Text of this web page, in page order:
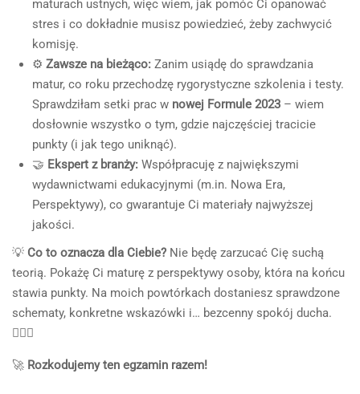
maturach ustnych, więc wiem, jak pomóc Ci opanować
stres i co dokładnie musisz powiedzieć, żeby zachwycić
komisję.
⚙️ Zawsze na bieżąco: Zanim usiądę do sprawdzania
matur, co roku przechodzę rygorystyczne szkolenia i testy.
Sprawdziłam setki prac w nowej Formule 2023 – wiem
dosłownie wszystko o tym, gdzie najczęściej tracicie
punkty (i jak tego uniknąć).
🤝 Ekspert z branży: Współpracuję z największymi
wydawnictwami edukacyjnymi (m.in. Nowa Era,
Perspektywy), co gwarantuje Ci materiały najwyższej
jakości.
💡 Co to oznacza dla Ciebie? Nie będę zarzucać Cię suchą
teorią. Pokażę Ci maturę z perspektywy osoby, która na końcu
stawia punkty. Na moich powtórkach dostaniesz sprawdzone
schematy, konkretne wskazówki i… bezcenny spokój ducha.
🧘‍♀️✨
🚀 Rozkodujemy ten egzamin razem!